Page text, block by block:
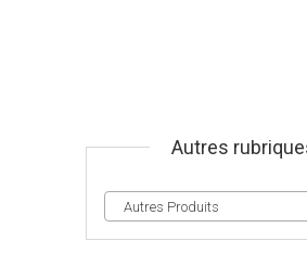
Autres
Autres Produits